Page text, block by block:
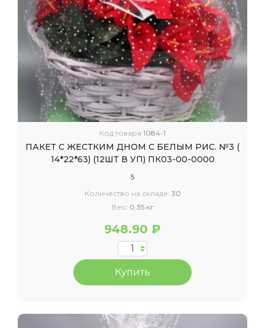
Код товара 1084-1
ПАКЕТ С ЖЕСТКИМ ДНОМ С БЕЛЫМ РИС. №3 (
14*22*63) (12ШТ В УП) ПК03-00-0000
5
Количество на складе: 30
Вес: 0.35 кг
948.90 ₽
Купить